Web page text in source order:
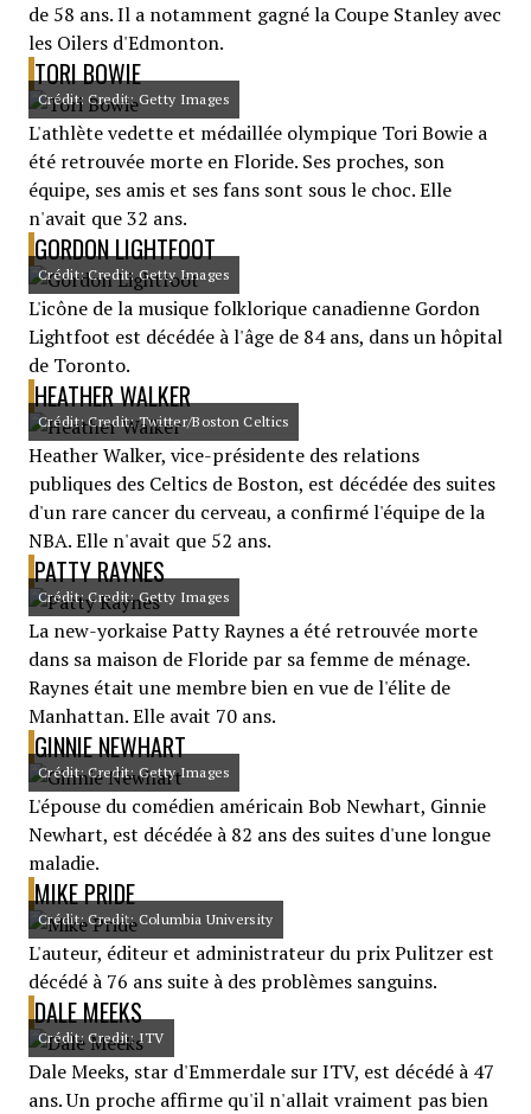
de 58 ans. Il a notamment gagné la Coupe Stanley avec
les Oilers d'Edmonton.
TORI BOWIE
Crédit: Credit: Getty Images
L'athlète vedette et médaillée olympique Tori Bowie a
été retrouvée morte en Floride. Ses proches, son
équipe, ses amis et ses fans sont sous le choc. Elle
n'avait que 32 ans.
GORDON LIGHTFOOT
Crédit: Credit: Getty Images
L'icône de la musique folklorique canadienne Gordon
Lightfoot est décédée à l'âge de 84 ans, dans un hôpital
de Toronto.
HEATHER WALKER
Crédit: Credit: Twitter/Boston Celtics
Heather Walker, vice-présidente des relations
publiques des Celtics de Boston, est décédée des suites
d'un rare cancer du cerveau, a confirmé l'équipe de la
NBA. Elle n'avait que 52 ans.
PATTY RAYNES
Crédit: Credit: Getty Images
La new-yorkaise Patty Raynes a été retrouvée morte
dans sa maison de Floride par sa femme de ménage.
Raynes était une membre bien en vue de l'élite de
Manhattan. Elle avait 70 ans.
GINNIE NEWHART
Crédit: Credit: Getty Images
L'épouse du comédien américain Bob Newhart, Ginnie
Newhart, est décédée à 82 ans des suites d'une longue
maladie.
MIKE PRIDE
Crédit: Credit: Columbia University
L'auteur, éditeur et administrateur du prix Pulitzer est
décédé à 76 ans suite à des problèmes sanguins.
DALE MEEKS
Crédit: Credit: ITV
Dale Meeks, star d'Emmerdale sur ITV, est décédé à 47
ans. Un proche affirme qu'il n'allait vraiment pas bien